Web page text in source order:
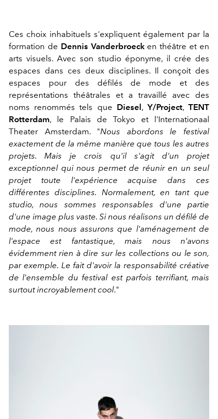
Ces choix inhabituels s'expliquent également par la
formation de Dennis Vanderbroecken théâtre et en
arts visuels. Avec son studio éponyme, il crée des
espaces dans ces deux disciplines. Il conçoit des
espaces pour des défilés de mode et des
représentations théâtrales et a travaillé avec des
noms renommés tels que Diesel, Y/Project,TENT
Rotterdam, le Palais de Tokyo et l'Internationaal
Theater Amsterdam. "Nous abordons le festival
exactement de la même manière que tous les autres
projets. Mais je crois qu'il s'agit d'un projet
exceptionnel qui nous permet de réunir en un seul
projet toute l'expérience acquise dans ces
différentes disciplines. Normalement, en tant que
studio, nous sommes responsables d'une partie
d'une image plus vaste. Si nous réalisons un défilé de
mode, nous nous assurons que l'aménagement de
l'espace est fantastique, mais nous n'avons
évidemment rien à dire sur les collections ou le son,
par exemple. Le fait d'avoir la responsabilité créative
de l'ensemble du festival est parfois terrifiant, mais
surtout incroyablement cool."